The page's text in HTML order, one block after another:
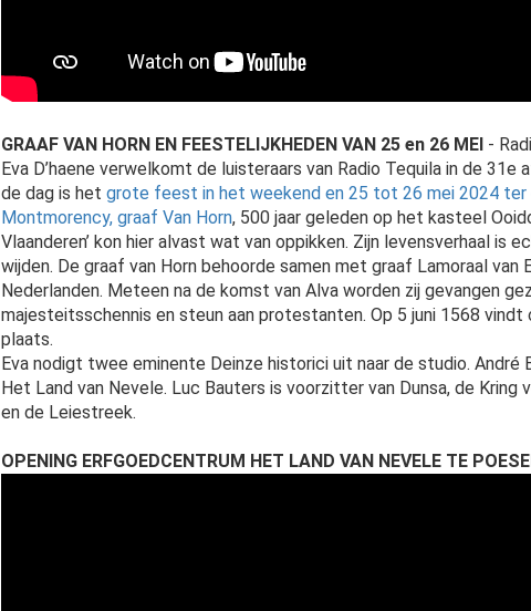
GRAAF VAN HORN EN FEESTELIJKHEDEN VAN 25 en 26 MEI -
Eva D’haene verwelkomt de luisteraars van Radio Tequila in de 31e
de dag is het grote feest in het weekend en 25 tot 26 mei 2024 ter
Montmorency, graaf Van Horn, 500 jaar geleden op het kasteel
Vlaanderen’ kon hier alvast wat van oppikken. Zijn levensverhaal is
wijden. De graaf van Horn behoorde samen met graaf Lamoraal
Nederlanden. Meteen na de komst van Alva worden zij gevangen
majesteitsschennis en steun aan protestanten. Op 5 juni 1568
plaats.
Eva nodigt twee eminente Deinze historici uit naar de studio.
Het Land van Nevele. Luc Bauters is voorzitter van Dunsa, de Kring
en de Leiestreek.
OPENING ERFGOEDCENTRUM HET LAND VAN NEVELE TE